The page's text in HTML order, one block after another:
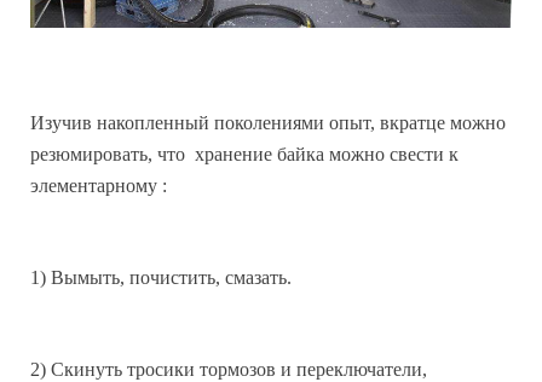
Изучив накопленный поколениями опыт, вкратце можно
резюмировать, что хранение байка можно свести к
элементарному :
1) Вымыть, почистить, смазать.
2) Скинуть тpосики тормозов и переключатели,